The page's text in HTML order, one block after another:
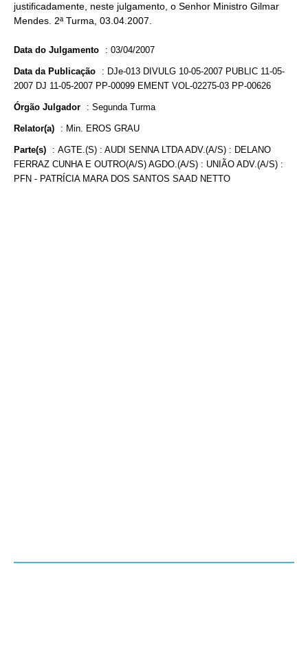
justificadamente, neste julgamento, o Senhor Ministro Gilmar
Mendes. 2ª Turma, 03.04.2007.
Data do Julgamento : 03/04/2007
Data da Publicação : DJe-013 DIVULG 10-05-2007 PUBLIC 11-05-
2007 DJ 11-05-2007 PP-00099 EMENT VOL-02275-03 PP-00626
Órgão Julgador : Segunda Turma
Relator(a) : Min. EROS GRAU
Parte(s) : AGTE.(S) : AUDI SENNA LTDA ADV.(A/S) : DELANO
FERRAZ CUNHA E OUTRO(A/S) AGDO.(A/S) : UNIÃO ADV.(A/S) :
PFN - PATRÍCIA MARA DOS SANTOS SAAD NETTO